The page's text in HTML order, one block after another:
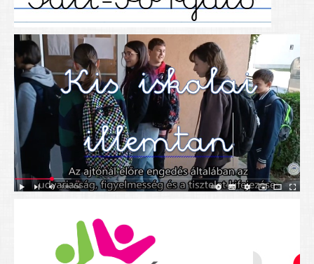
SZÜLŐKNEK
Google Tanterem, Classroom - útmutató diákoknak
Tanév rendje
Étkezés befizetése
Étlap
eKréta
Diákigazolvány igénylése
Mindennapos testnevelés
Tartós tankönyvek
Nyolcadikosainknak